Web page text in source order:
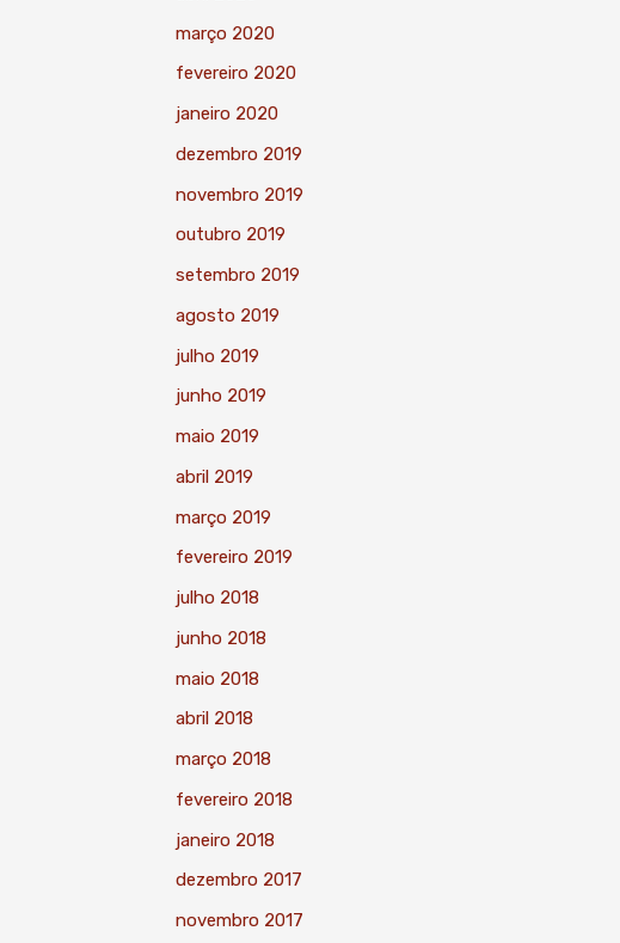
março 2020
fevereiro 2020
janeiro 2020
dezembro 2019
novembro 2019
outubro 2019
setembro 2019
agosto 2019
julho 2019
junho 2019
maio 2019
abril 2019
março 2019
fevereiro 2019
julho 2018
junho 2018
maio 2018
abril 2018
março 2018
fevereiro 2018
janeiro 2018
dezembro 2017
novembro 2017